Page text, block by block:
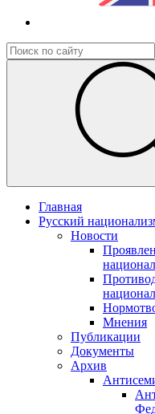
Главная
Русский
Новости
Мнения
Публикации
Документы
Архив